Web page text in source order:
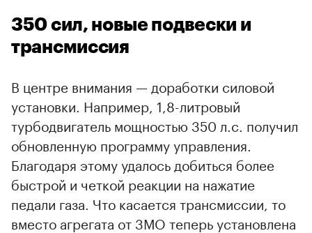
350 сил, новые подвески и
трансмиссия
00:00 / 00:00
В центре внимания — доработки силовой
установки. Например, 1,8-литровый
турбодвигатель мощностью 350 л.с. получил
обновленную программу управления.
Благодаря этому удалось добиться более
быстрой и четкой реакции на нажатие
педали газа. Что касается трансмиссии, то
вместо агрегата от 3MO теперь установлена